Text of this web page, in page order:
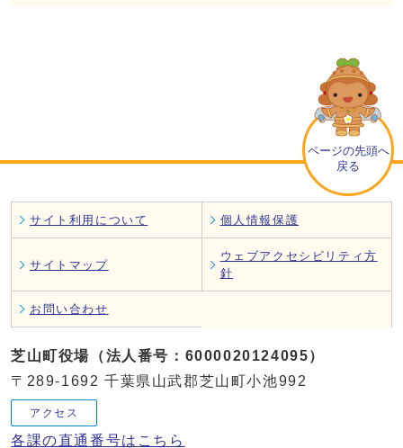
ページの先頭へ
戻る
サイト利用について 個人情報保護
サイトマップ
ウェブアクセシビリティ方
針
お問い合わせ
芝山町役場（法人番号：6000020124095）
〒289-1692 千葉県山武郡芝山町小池992
アクセス
各課の直通番号はこちら